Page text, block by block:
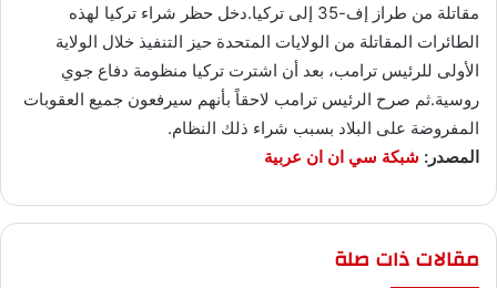
مقاتلة من طراز إف-35 إلى تركيا.دخل حظر شراء تركيا لهذه
الطائرات المقاتلة من الولايات المتحدة حيز التنفيذ خلال الولاية
الأولى للرئيس ترامب، بعد أن اشترت تركيا منظومة دفاع جوي
روسية.ثم صرح الرئيس ترامب لاحقاً بأنهم سيرفعون جميع العقوبات
المفروضة على البلاد بسبب شراء ذلك النظام.
المصدر: شبكة سي ان ان عربية
مقالات ذات صلة